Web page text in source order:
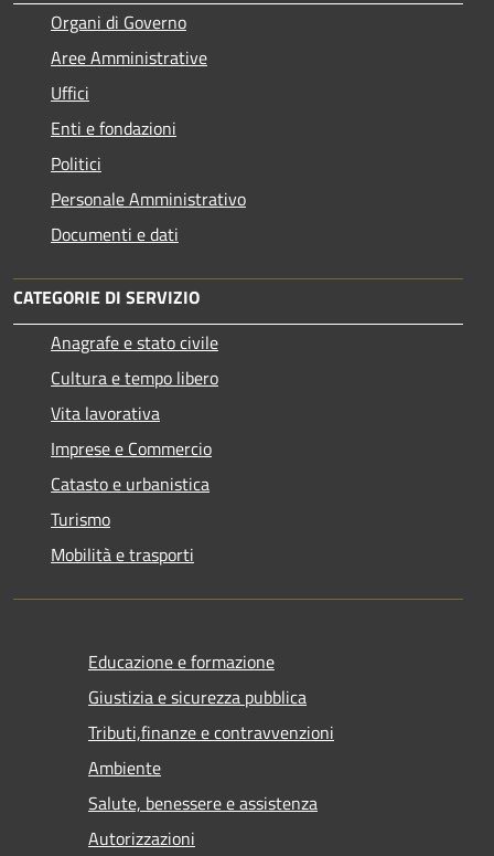
Organi di Governo
Aree Amministrative
Uffici
Enti e fondazioni
Politici
Personale Amministrativo
Documenti e dati
CATEGORIE DI SERVIZIO
Anagrafe e stato civile
Cultura e tempo libero
Vita lavorativa
Imprese e Commercio
Catasto e urbanistica
Turismo
Mobilità e trasporti
Educazione e formazione
Giustizia e sicurezza pubblica
Tributi,finanze e contravvenzioni
Ambiente
Salute, benessere e assistenza
Autorizzazioni